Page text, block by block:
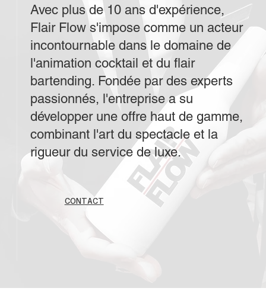
CONTACT
Avec plus de 10 ans d'expérience,
Flair Flow s'impose comme un acteur
incontournable dans le domaine de
l'animation cocktail et du flair
bartending. Fondée par des experts
passionnés, l'entreprise a su
développer une offre haut de gamme,
combinant l'art du spectacle et la
rigueur du service de luxe.